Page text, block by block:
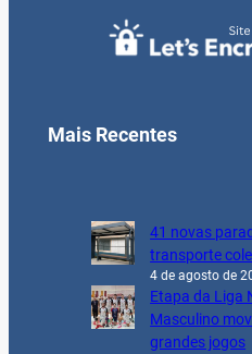
Mais Recentes
41 novas
transporte
4 de agosto de
Etapa da Liga
Masculino
grandes jogos